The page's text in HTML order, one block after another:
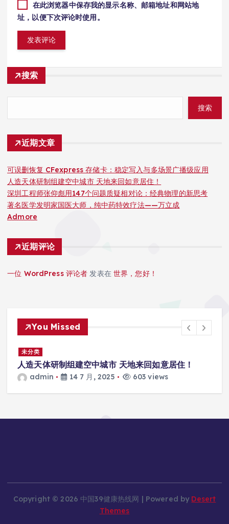
在此浏览器中保存我的显示名称、邮箱地址和网站地
址，以便下次评论时使用。
搜索
搜索
近期文章
可误删恢复 CFexpress 存储卡：稳定写入与多场景广播级应用
人造天体研制组建空中城市 天地来回如意居住！
深圳工程师张仰彪用147个问题质疑相对论：经典物理的新思考
著名医学发明家国医大师，纯中药特效疗法——万立成
Admore
近期评论
一位 WordPress 评论者 发表在世界，您好！
You Missed
未分类
人造天体研制组建空中城市 天地来回如意居住！
admin 14 7 月, 2025 603 views
Copyright © 2026 中国39健康热线网 | Powered by Desert
Themes